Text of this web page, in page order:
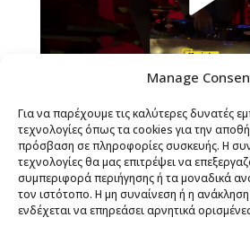
Manage
Για να παρέχουμε τις καλύτερες δυνατές
τεχνολογίες όπως τα cookies για την
πρόσβαση σε πληροφορίες συσκευής. Η
τεχνολογίες θα μας επιτρέψει να
συμπεριφορά περιήγησης ή τα μοναδικά
τον ιστότοπο. Η μη συναίνεση ή η
ενδέχεται να επηρεάσει αρνητικά
views
party
Related Videos